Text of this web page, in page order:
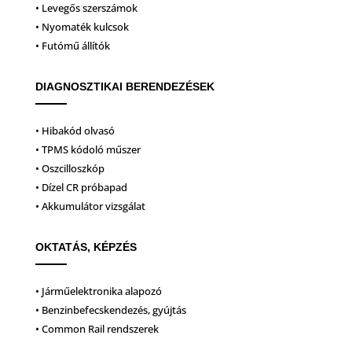
• Levegős szerszámok
• Nyomaték kulcsok
• Futómű állítók
DIAGNOSZTIKAI BERENDEZÉSEK
• Hibakód olvasó
• TPMS kódoló műszer
• Oszcilloszkóp
• Dízel CR próbapad
• Akkumulátor vizsgálat
OKTATÁS, KÉPZÉS
• Járműelektronika alapozó
• Benzinbefecskendezés, gyújtás
• Common Rail rendszerek